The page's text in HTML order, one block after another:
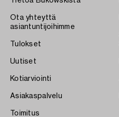
Ota yhteyttä
asiantuntijoihimme
Tulokset
Uutiset
Kotiarviointi
Asiakaspalvelu
Toimitus